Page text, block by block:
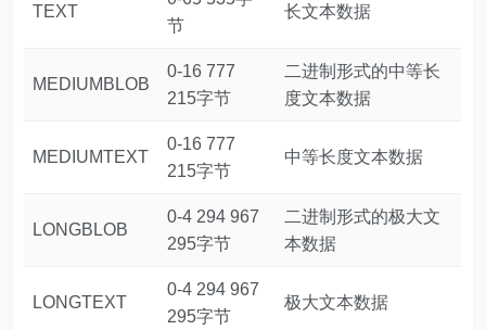
TEXT
节
长文本数据
MEDIUMBLOB
0-16 777
215字节
二进制形式的中等长
度文本数据
MEDIUMTEXT
0-16 777
215字节
中等长度文本数据
LONGBLOB
0-4 294 967
295字节
二进制形式的极大文
本数据
LONGTEXT
0-4 294 967
295字节
极大文本数据